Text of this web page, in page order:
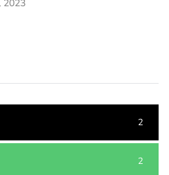
2023
2
2